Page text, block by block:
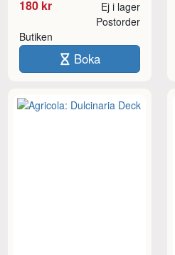
180 kr Ej i lager
Butiken
Postorder
Boka